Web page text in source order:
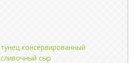
тунец консервированный
сливочный сыр